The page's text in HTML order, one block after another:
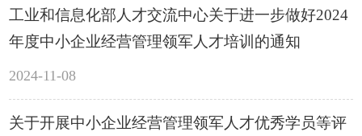
工业和信息化部人才交流中心关于进一步做好2024
年度中小企业经营管理领军人才培训的通知
2024-11-08
关于开展中小企业经营管理领军人才优秀学员等评